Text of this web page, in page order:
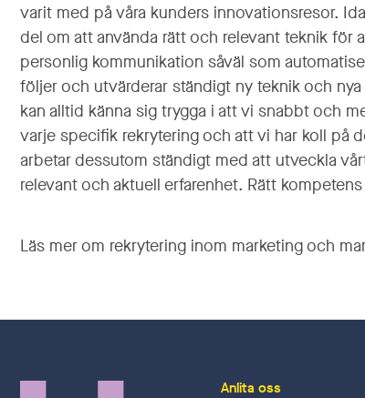
varit med på våra kunders innovationsresor.
del om att använda rätt och relevant teknik för
personlig kommunikation såväl som
följer och utvärderar ständigt ny teknik och
kan alltid känna sig trygga i att vi snabbt och
varje specifik rekrytering och att vi har koll på
arbetar dessutom ständigt med att utveckla
relevant och aktuell erfarenhet. Rätt
Läs mer om rekrytering inom marketing och
Anlita oss